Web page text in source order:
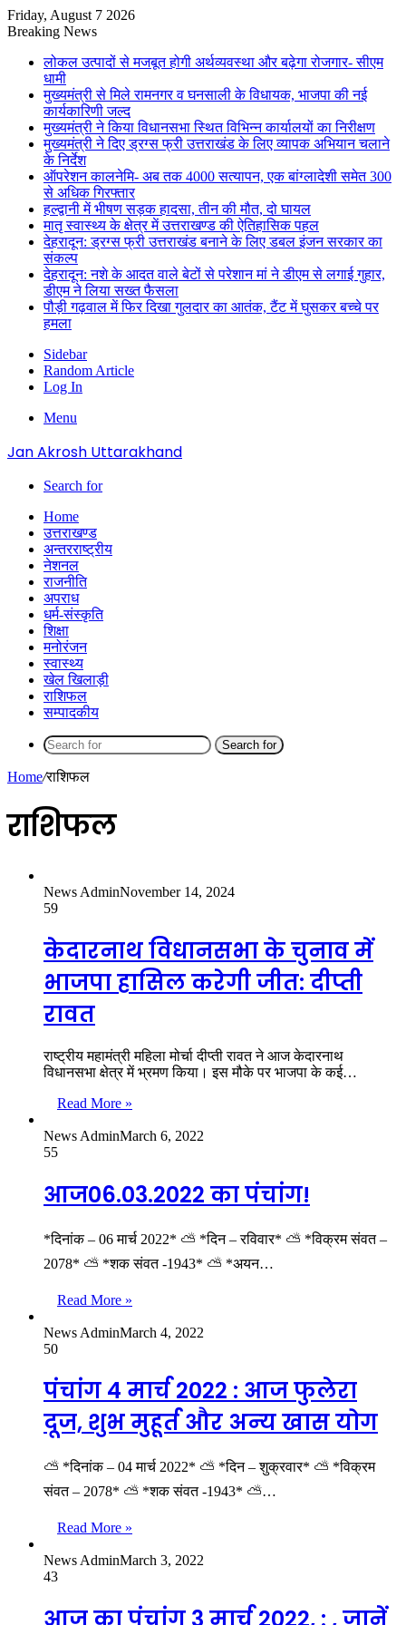
Friday, August 7 2026
Breaking News
लोकल उत्पादों से मजबूत होगी अर्थव्यवस्था और बढ़ेगा रोजगार- सीएम
धामी
मुख्यमंत्री से मिले रामनगर व घनसाली के विधायक, भाजपा की नई
कार्यकारिणी जल्द
मुख्यमंत्री ने किया विधानसभा स्थित विभिन्न कार्यालयों का निरीक्षण
मुख्यमंत्री ने दिए ड्रग्स फ्री उत्तराखंड के लिए व्यापक अभियान चलाने
के निर्देश
ऑपरेशन कालनेमि- अब तक 4000 सत्यापन, एक बांग्लादेशी समेत 300
से अधिक गिरफ्तार
हल्द्वानी में भीषण सड़क हादसा, तीन की मौत, दो घायल
मातृ स्वास्थ्य के क्षेत्र में उत्तराखण्ड की ऐतिहासिक पहल
देहरादून: ड्रग्स फ्री उत्तराखंड बनाने के लिए डबल इंजन सरकार का
संकल्प
देहरादून: नशे के आदत वाले बेटों से परेशान मां ने डीएम से लगाई गुहार,
डीएम ने लिया सख्त फैसला
पौड़ी गढ़वाल में फिर दिखा गुलदार का आतंक, टैंट में घुसकर बच्चे पर
हमला
Sidebar
Random Article
Log In
Menu
Jan Akrosh Uttarakhand
Search for
Home
उत्तराखण्ड
अन्तरराष्ट्रीय
नेशनल
राजनीति
अपराध
धर्म-संस्कृति
शिक्षा
मनोरंजन
स्वास्थ्य
खेल खिलाड़ी
राशिफल
सम्पादकीय
Search for
Home/राशिफल
राशिफल
News AdminNovember 14, 2024
59
केदारनाथ विधानसभा के चुनाव में
भाजपा हासिल करेगी जीत: दीप्ती
रावत
राष्ट्रीय महामंत्री महिला मोर्चा दीप्ती रावत ने आज केदारनाथ
विधानसभा क्षेत्र में भ्रमण किया। इस मौके पर भाजपा के कई…
Read More »
News AdminMarch 6, 2022
55
आज06.03.2022 का पंचांग!
*दिनांक – 06 मार्च 2022* ⛅ *दिन – रविवार* ⛅ *विक्रम संवत –
2078* ⛅ *शक संवत -1943* ⛅ *अयन…
Read More »
News AdminMarch 4, 2022
50
पंचांग 4 मार्च 2022 : आज फुलेरा
दूज, शुभ मुहूर्त और अन्‍य खास योग
⛅ *दिनांक – 04 मार्च 2022* ⛅ *दिन – शुक्रवार* ⛅ *विक्रम
संवत – 2078* ⛅ *शक संवत -1943* ⛅…
Read More »
News AdminMarch 3, 2022
43